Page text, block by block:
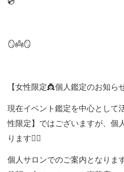
🪞👼🪞
【女性限定👸個人鑑定のお知ら
現在イベント鑑定を中心として
性限定】ではございますが、個
ります🙇‍♀️
個人サロンでのご案内となりま